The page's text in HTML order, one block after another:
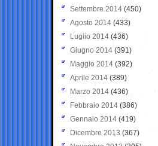
Settembre 2014 (450)
Agosto 2014 (433)
Luglio 2014 (436)
Giugno 2014 (391)
Maggio 2014 (392)
Aprile 2014 (389)
Marzo 2014 (436)
Febbraio 2014 (386)
Gennaio 2014 (419)
Dicembre 2013 (367)